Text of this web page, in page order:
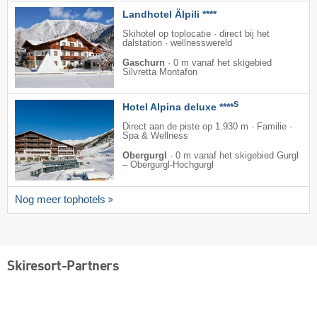
Landhotel Älpili ****
Skihotel op toplocatie · direct bij het
dalstation · wellnesswereld
Gaschurn · 0 m vanaf het skigebied
Silvretta Montafon
Hotel Alpina deluxe ****S
Direct aan de piste op 1.930 m · Familie ·
Spa & Wellness
Obergurgl
· 0 m vanaf het skigebied Gurgl
– Obergurgl-Hochgurgl
Nog meer tophotels
Skiresort-Partners